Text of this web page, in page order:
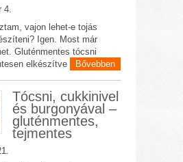
4.
vajon lehet-e tojás
Igen. Most már
Gluténmentes tócsni
elkészítve
Bővebben
Tócsni, cukkinivel
és burgonyával –
gluténmentes,
tejmentes